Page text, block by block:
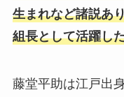
生まれなど諸説あ
組長として活躍し
藤堂平助は江戸出